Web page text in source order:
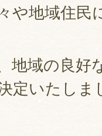
や地域住民
地域の良好
定いたしま